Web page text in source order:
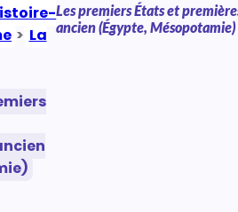
> La
Les premiers États et
ancien (Égypte, Mésopotamie)